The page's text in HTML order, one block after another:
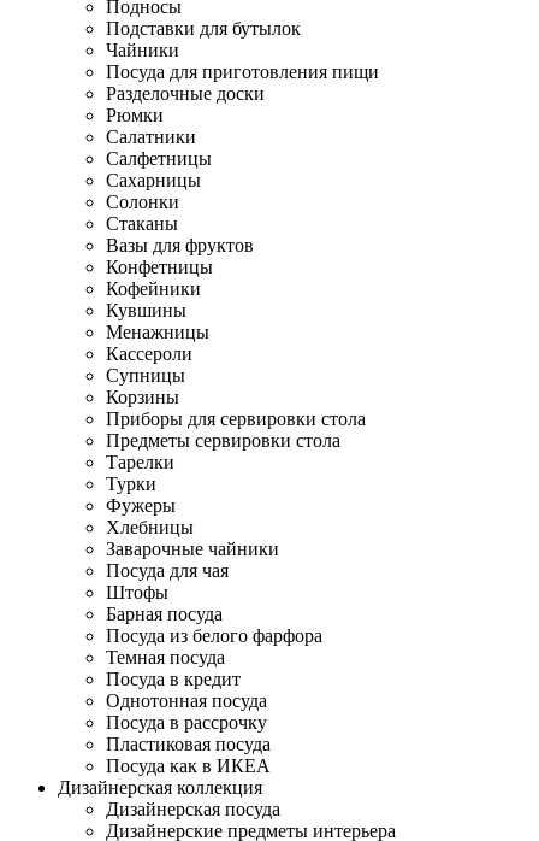
Подносы
Подставки для бутылок
Чайники
Посуда для приготовления пищи
Разделочные доски
Рюмки
Салатники
Салфетницы
Сахарницы
Солонки
Стаканы
Вазы для фруктов
Конфетницы
Кофейники
Кувшины
Менажницы
Кассероли
Супницы
Корзины
Приборы для сервировки стола
Предметы сервировки стола
Тарелки
Турки
Фужеры
Хлебницы
Заварочные чайники
Посуда для чая
Штофы
Барная посуда
Посуда из белого фарфора
Темная посуда
Посуда в кредит
Однотонная посуда
Посуда в рассрочку
Пластиковая посуда
Посуда как в ИКЕА
Дизайнерская коллекция
Дизайнерская посуда
Дизайнерские предметы интерьера